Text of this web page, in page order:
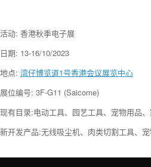
活动: 香港秋季电子展
日期: 13-16/10/2023
地点: 湾仔博览道1号香港会议展览中心
展位编号: 3F-G11 (Saicome)
现有目录:电动工具、园艺工具、宠物用品
新开发产品:无线吸尘机、肉类切割工具、